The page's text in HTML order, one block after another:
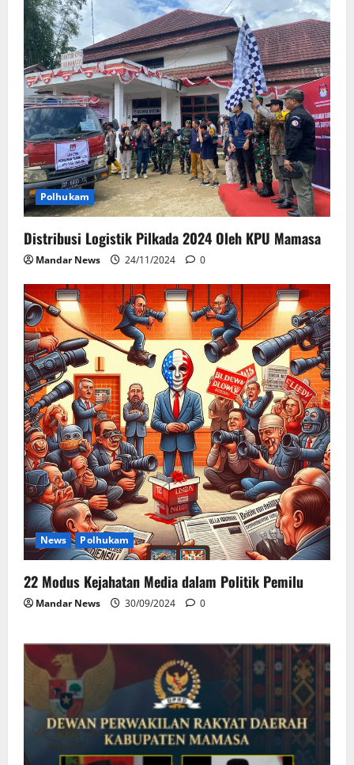
Polhukam
Distribusi Logistik Pilkada 2024 Oleh KPU Mamasa
Mandar News 24/11/2024 0
News Polhukam
22 Modus Kejahatan Media dalam Politik Pemilu
Mandar News 30/09/2024 0